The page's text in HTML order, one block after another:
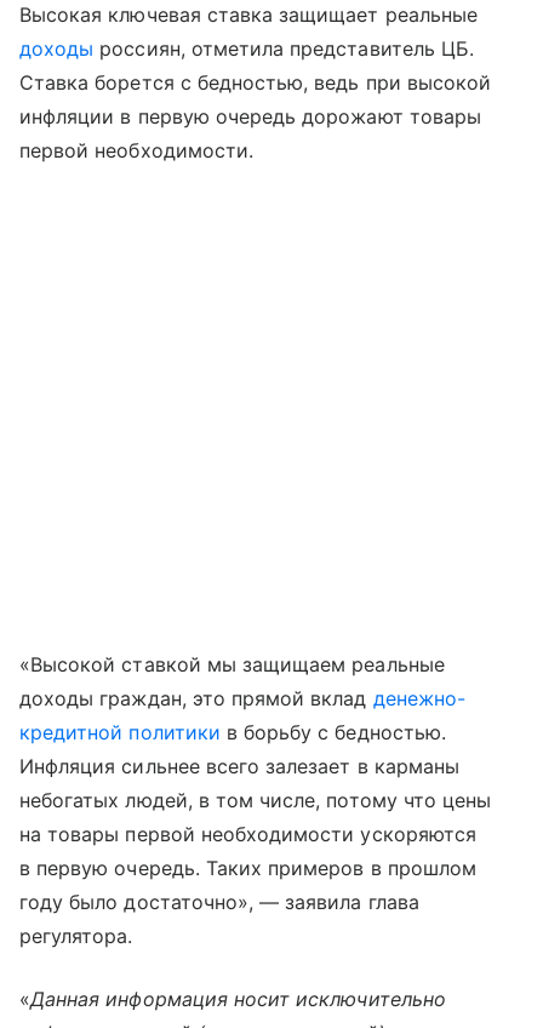
Высокая ключевая ставка защищает реальные
доходы россиян, отметила представитель ЦБ.
Ставка борется с бедностью, ведь при высокой
инфляции в первую очередь дорожают товары
первой необходимости.
«Высокой ставкой мы защищаем реальные
доходы граждан, это прямой вклад денежно-
кредитной политики в борьбу с бедностью.
Инфляция сильнее всего залезает в карманы
небогатых людей, в том числе, потому что цены
на товары первой необходимости ускоряются
в первую очередь. Таких примеров в прошлом
году было достаточно», — заявила глава
регулятора.
«Данная информация носит исключительно